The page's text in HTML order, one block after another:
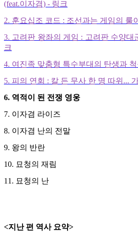
(feat.이자겸) - 링크
2. 훈요십조 코드 : 조선과는 게임의 룰
3. 고려판 왕좌의 게임 : 고려판 수양대
크
4. 여진족 맞춤형 특수부대의 탄생과
5. 피의 연회 : 칼 든 무사 한 명 따위...
6. 역적이 된 전쟁 영웅
7. 이자겸 라이즈
8. 이자겸 난의 전말
9. 왕의 반란
10. 묘청의 재림
11. 묘청의 난
<지난 편 역사 요약>